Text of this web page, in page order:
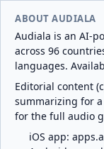
ABOUT AUDIALA
Audiala is an AI-
across 96
languages.
Editorial content
summarizing for
for the full audio
iOS app: